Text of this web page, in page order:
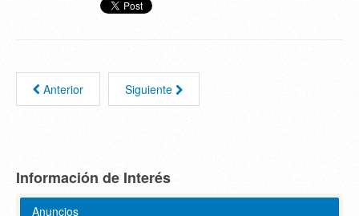
Anterior Siguiente
Información de Interés
Anuncios